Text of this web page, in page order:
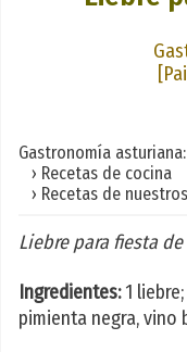
Gastronomía asturiana:
› Recetas de cocina
› Recetas de
Liebre para fiesta de
Ingredientes:1
pimienta negra, vino